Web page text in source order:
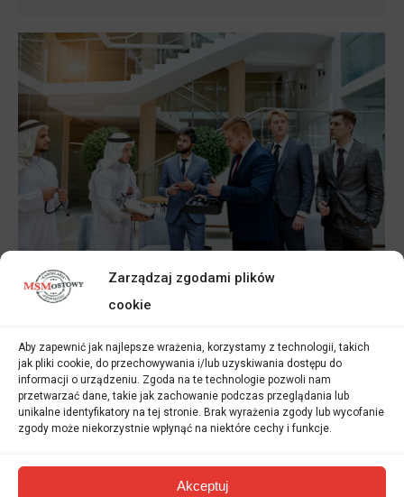
Zarządzaj zgodami plików
cookie
Aby zapewnić jak najlepsze wrażenia, korzystamy z technologii, takich
jak pliki cookie, do przechowywania i/lub uzyskiwania dostępu do
informacji o urządzeniu. Zgoda na te technologie pozwoli nam
przetwarzać dane, takie jak zachowanie podczas przeglądania lub
unikalne identyfikatory na tej stronie. Brak wyrażenia zgody lub wycofanie
zgody może niekorzystnie wpłynąć na niektóre cechy i funkcje.
Akceptuj
Kancelaria Tłumacza MS Mostowy
Przez Sylwia Mostowy - Bąk 20 sierpnia 2025
Co to jest tłumaczenie ustne konsekutywne?
Tłumaczenie ustne konsekutywne jest to jeden z
rodzajów tłumaczenia ustnego, w którym tłumacz
wykonuje przekład kwestii wypowiedzianych przez